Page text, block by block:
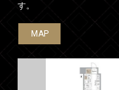
す。
MAP
MAP
MAP
MAP
MAP
MAP
MAP
MAP